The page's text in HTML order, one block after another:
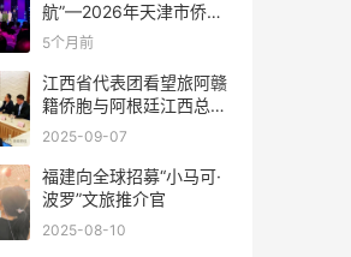
航”—2026年天津市侨界
新春联谊活动成功举办
5个月前
江西省代表团看望旅阿赣
籍侨胞与阿根廷江西总商
会座谈
2025-09-07
福建向全球招募“小马可·
波罗”文旅推介官
2025-08-10